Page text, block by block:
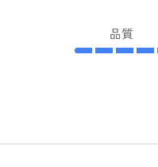
品質